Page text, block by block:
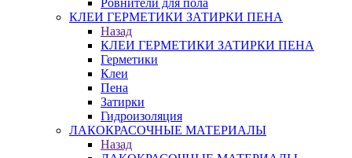
Ровнители для пола
КЛЕИ ГЕРМЕТИКИ ЗАТИРКИ ПЕНА
Назад
КЛЕИ ГЕРМЕТИКИ ЗАТИРКИ ПЕНА
Герметики
Клеи
Пена
Затирки
Гидроизоляция
ЛАКОКРАСОЧНЫЕ МАТЕРИАЛЫ
Назад